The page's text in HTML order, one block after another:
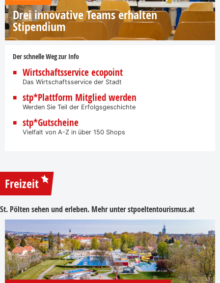
Drei innovative Teams erhalten
Stipendium
Der schnelle Weg zur Info
Wirtschaftsservice ecopoint
Das Wirtschaftsservice der Stadt
stp*Plattform Mitglied werden
Werden Sie Teil der Erfolgsgeschichte
stp*Gutscheine
Vielfalt von A-Z in über 150 Shops
Freizeit
St. Pölten sehen und erleben. Mehr unterstpoeltentourismus.at